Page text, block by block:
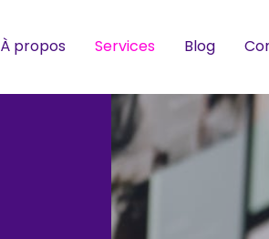
À propos Services Blog